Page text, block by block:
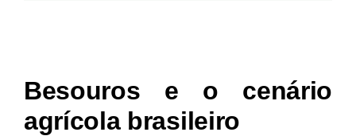
Besouros e o cenário
agrícola brasileiro